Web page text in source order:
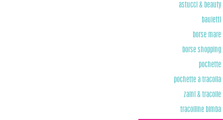
astucci & beauty
bauletti
borse mare
borse shopping
pochette
pochette a tracolla
zaini & tracolle
tracolline bimba